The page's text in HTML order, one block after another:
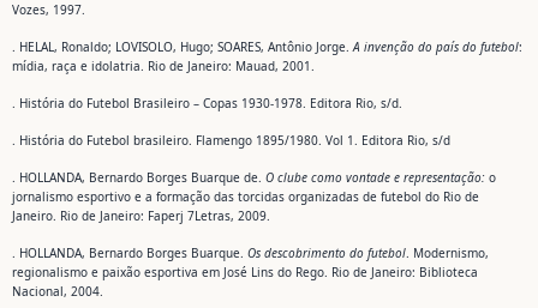
Vozes, 1997.
. HELAL, Ronaldo; LOVISOLO, Hugo; SOARES, Antônio Jorge.A invenção do país do futebol:
mídia, raça e idolatria. Rio de Janeiro: Mauad, 2001.
. História do Futebol Brasileiro – Copas 1930-1978. Editora Rio, s/d.
. História do Futebol brasileiro. Flamengo 1895/1980. Vol 1. Editora Rio, s/d
. HOLLANDA, Bernardo Borges Buarque de. O clube como vontade e representação: o
jornalismo esportivo e a formação das torcidas organizadas de futebol do Rio de
Janeiro. Rio de Janeiro: Faperj 7Letras, 2009.
. HOLLANDA, Bernardo Borges Buarque. Os descobrimento do futebol. Modernismo,
regionalismo e paixão esportiva em José Lins do Rego. Rio de Janeiro: Biblioteca
Nacional, 2004.